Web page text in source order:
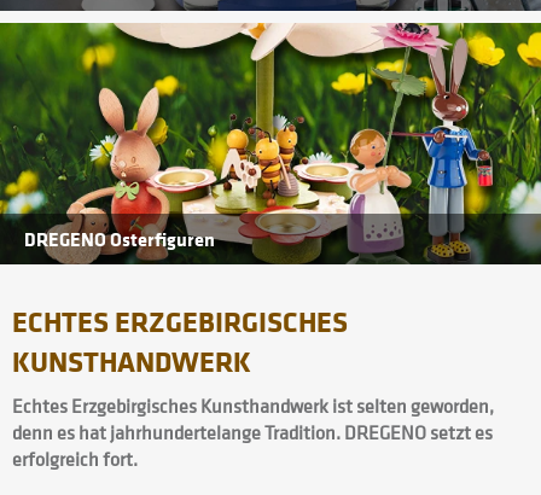
DREGENO Osterfiguren
ECHTES ERZGEBIRGISCHES
KUNSTHANDWERK
Echtes Erzgebirgisches Kunsthandwerk ist selten geworden,
denn es hat jahrhundertelange Tradition. DREGENO setzt es
erfolgreich fort.